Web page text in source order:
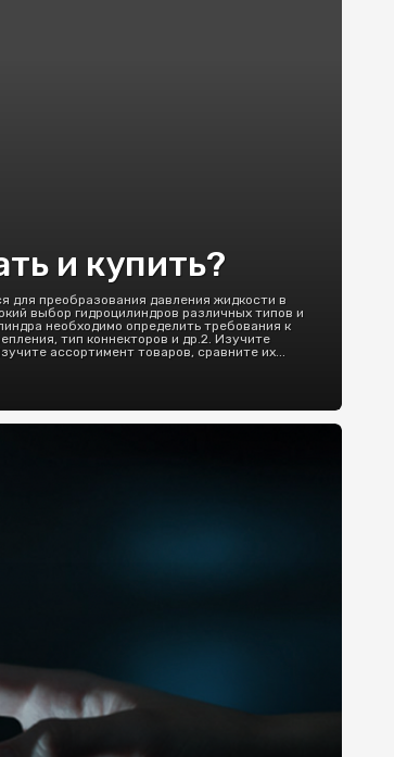
и купить?
преобразования давления жидкости в
выбор гидроцилиндров различных типов и
необходимо определить требования к
тип коннекторов и др.2. Изучите
ассортимент товаров, сравните их...